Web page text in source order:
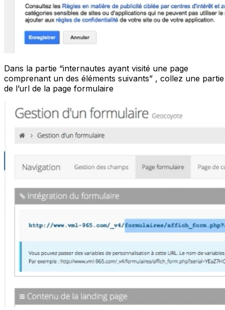
Dans la partie “internautes ayant visité une page
comprenant un des éléments suivants” , collez une partie
de l’url de la page formulaire